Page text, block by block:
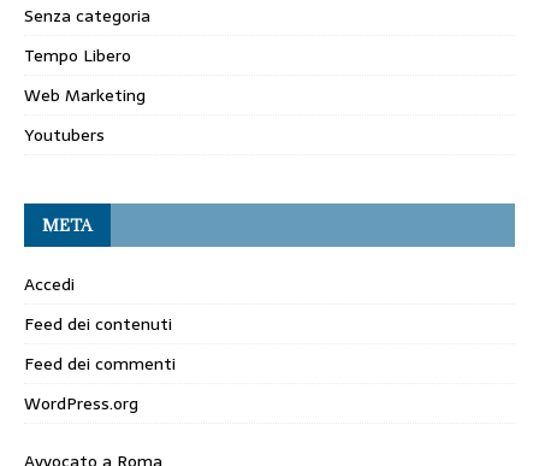
Senza categoria
Tempo Libero
Web Marketing
Youtubers
META
Accedi
Feed dei contenuti
Feed dei commenti
WordPress.org
Avvocato a Roma